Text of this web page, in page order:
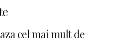
cel mai mult de